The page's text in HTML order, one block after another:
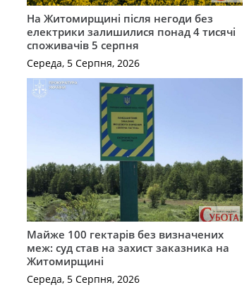
На Житомирщині після негоди без
електрики залишилися понад 4 тисячі
споживачів 5 серпня
Середа, 5 Серпня, 2026
Майже 100 гектарів без визначених
меж: суд став на захист заказника на
Житомирщині
Середа, 5 Серпня, 2026